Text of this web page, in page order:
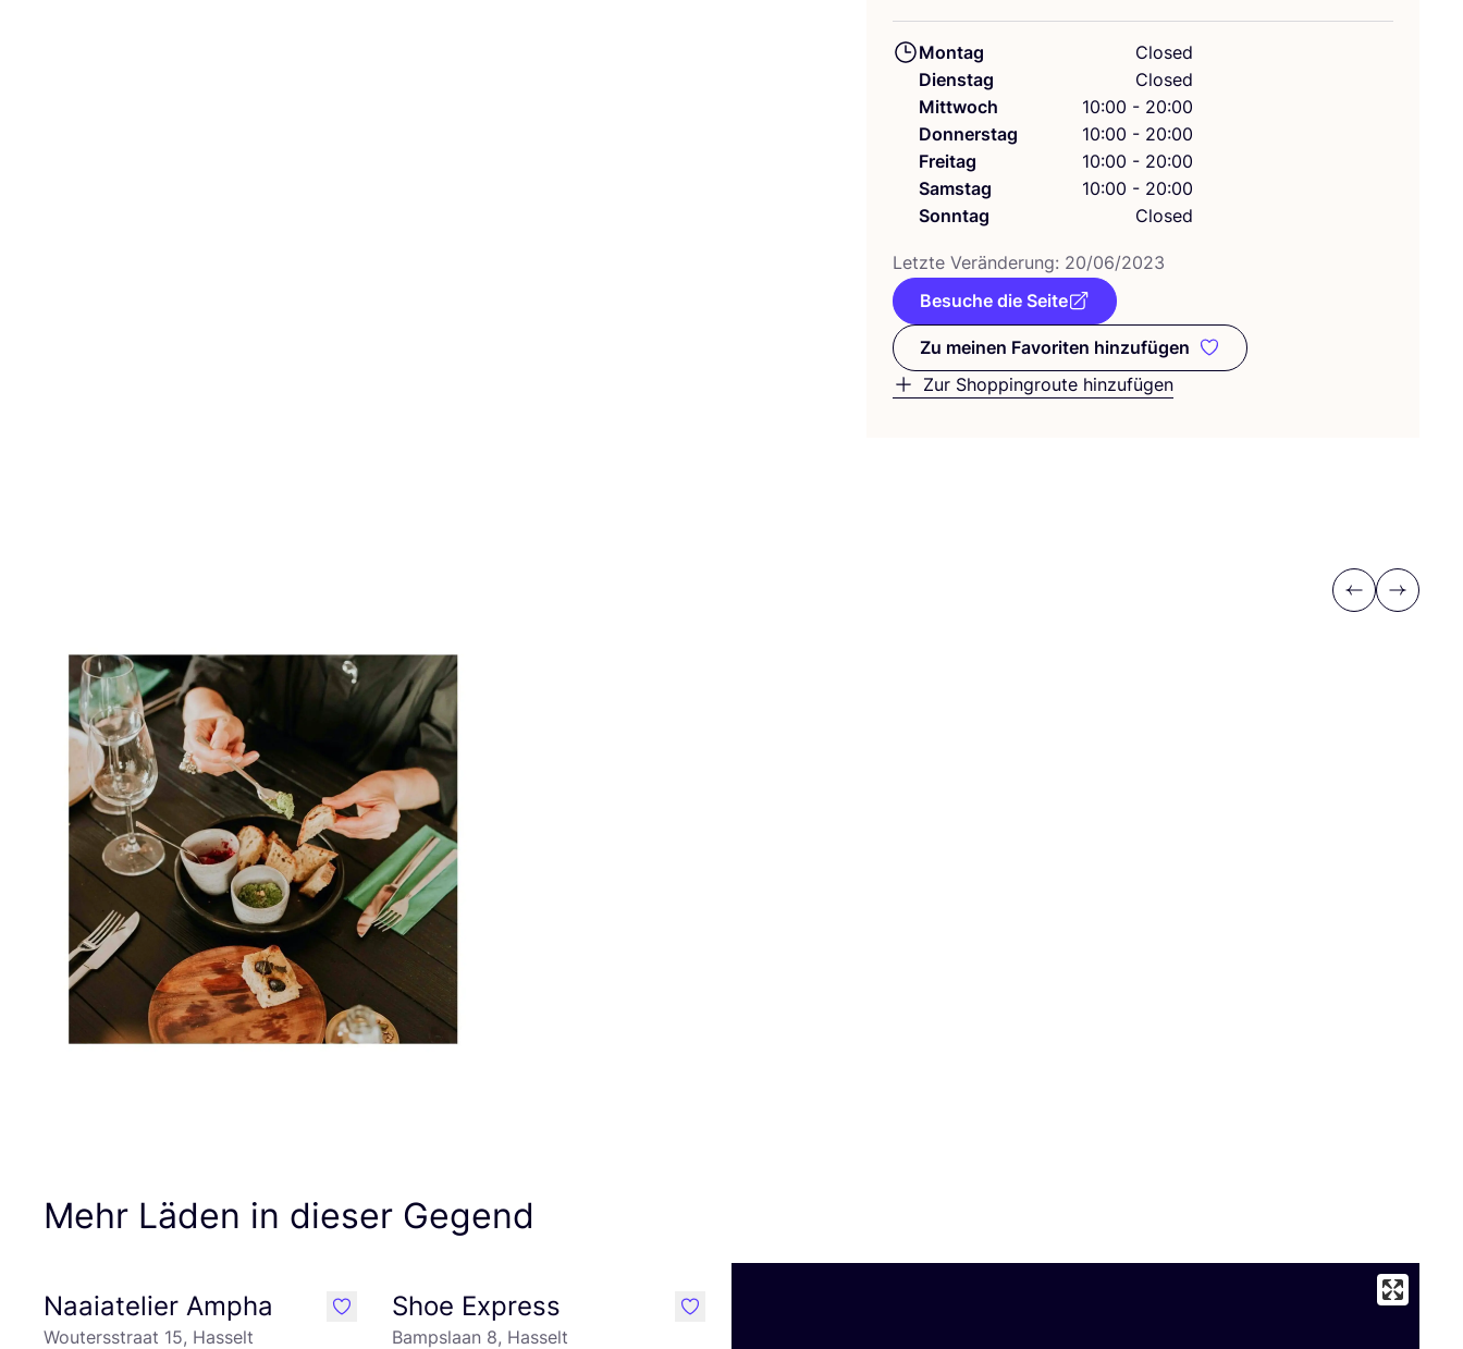
Montag
Closed
Dienstag
Closed
Mittwoch
10:00 - 20:00
Donnerstag
10:00 - 20:00
Freitag
10:00 - 20:00
Samstag
10:00 - 20:00
Sonntag
Closed
Letz­te Ver­än­de­rung: 20/06/2023
Besuche die Seite
Zu meinen Favoriten hinzufügen
Zu meinen Favoriten hinzufügen
Zur Shoppingroute hinzufügen
Previous
Next
Mehr Läden in dieser Gegend
Naaiatelier Ampha
Woutersstraat 15, Hasselt
like Shoe Express
Bampslaan 8, Hasselt
like